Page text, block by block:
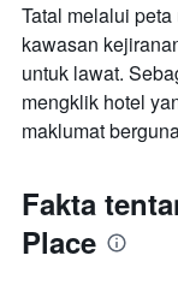
Tatal melalui
kawasan
untuk lawat.
mengklik hotel
maklumat
Fakta
Place